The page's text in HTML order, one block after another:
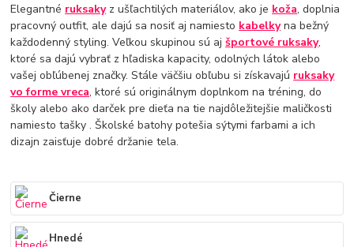
Elegantné ruksakyz ušľachtilých materiálov, ako je koža, doplnia
pracovný outfit, ale dajú sa nosiť aj namiesto kabelkyna bežný
každodenný styling. Veľkou skupinou sú ajšportové ruksaky,
ktoré sa dajú vybrať z hľadiska kapacity, odolných látok alebo
vašej obľúbenej značky. Stále väčšiu obľubu si získavajú ruksaky
vo forme vreca, ktoré sú originálnym doplnkom na tréning, do
školy alebo ako darček pre dieťa na tie najdôležitejšie maličkosti
namiesto tašky . Školské batohy potešia sýtymi farbami a ich
dizajn zaisťuje dobré držanie tela.
Čierne
Hnedé